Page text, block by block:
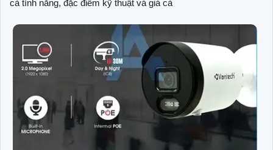
cả tính năng, đặc điểm kỹ thuật và giá cả